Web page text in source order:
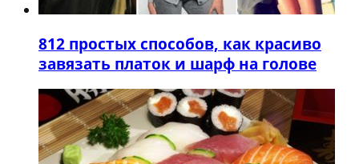
812 простых способов, как красиво
завязать платок и шарф на голове